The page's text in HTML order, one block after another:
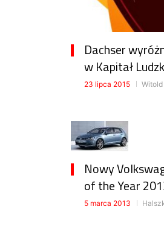
Dachser
w Kapitał
23 lipca 2015
Nowy
of the Year
5 marca 2013